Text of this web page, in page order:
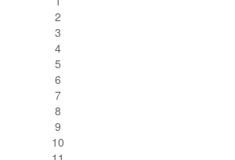
2
3
4
5
6
7
8
9
10